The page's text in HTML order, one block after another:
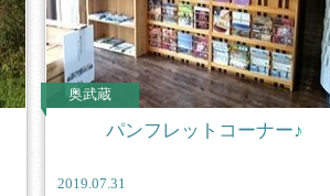
奥武蔵
パンフレットコーナー♪
2019.07.31